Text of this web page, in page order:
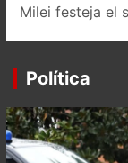
Milei festeja el
Política